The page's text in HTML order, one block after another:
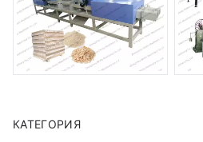
КАТЕГОРИЯ